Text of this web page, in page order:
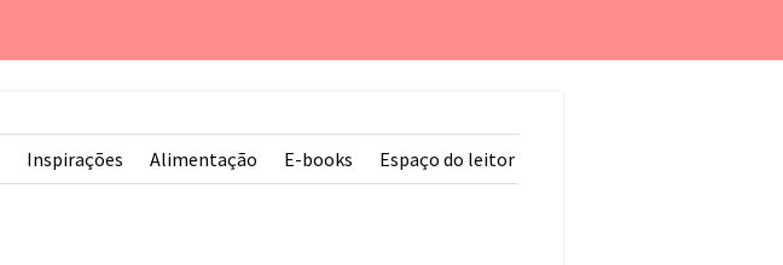
Inspirações Alimentação E-books Espaço do leitor